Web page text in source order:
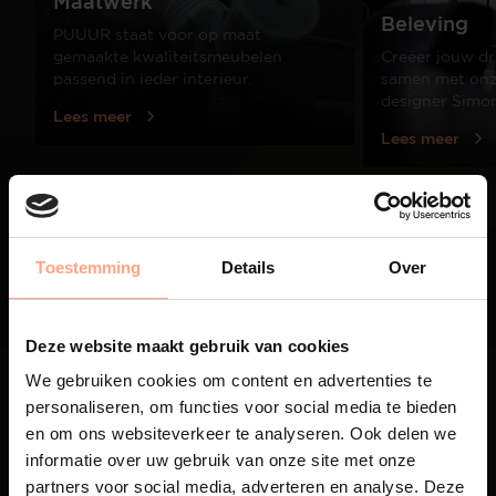
Toestemming Details Over
Deze website maakt gebruik van cookies
We gebruiken cookies om content en advertenties te
personaliseren, om functies voor social media te bieden
en om ons websiteverkeer te analyseren. Ook delen we
informatie over uw gebruik van onze site met onze
partners voor social media, adverteren en analyse. Deze
01
PUUUR staat voor op maat
gemaakte kwaliteitsmeubelen
passend in ieder interieur.
Lees meer
Beleving
Creëer jouw
samen met
designer
Lees meer